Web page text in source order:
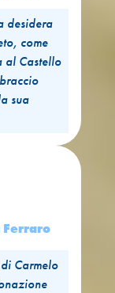
desidera
come
al Castello
sua
Ferraro
Carmelo